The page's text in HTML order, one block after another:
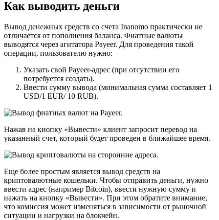
Как выводить деньги
Вывод денежных средств со счета Inanomo практически не
отличается от пополнения баланса. Фиатные валюты
выводятся через агитатора Payeer. Для проведения такой
операции, пользователю нужно:
Указать свой Payeer-адрес (при отсутствии его
потребуется создать).
Ввести сумму вывода (минимальная сумма составляет 1
USD/1 EUR/ 10 RUB).
Нажав на кнопку «Вывести» клиент запросит перевод на
указанный счет, который будет проведен в ближайшее время.
Еще более простым является вывод средств на
криптовалютные кошельки. Чтобы отправить деньги, нужно
ввести адрес (например Bitcoin), ввести нужную сумму и
нажать на кнопку «Вывести». При этом обратите внимание,
что комиссия может изменяться в зависимости от рыночной
ситуации и нагрузки на блокчейн.